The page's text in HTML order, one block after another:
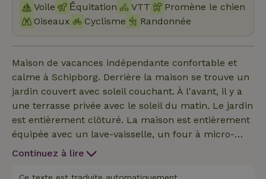
Voile
Ḗquitation VTT
Promène le chien
Oiseaux
Cyclisme Randonnée
Maison de vacances indépendante confortable et
calme à Schipborg. Derrière la maison se trouve un
jardin couvert avec soleil couchant. À l'avant, il y a
une terrasse privée avec le soleil du matin. Le jardin
est entièrement clôturé. La maison est entièrement
équipée avec un lave-vaisselle, un four à micro-
ondes, un lave-linge, un sèche-linge, un presse-
Continuez à lire